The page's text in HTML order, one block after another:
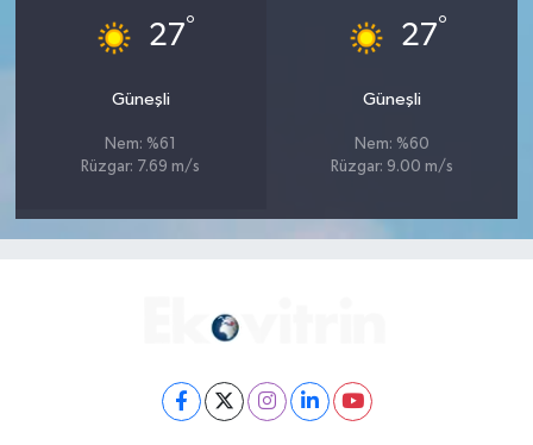
27°
Güneşli
Nem: %61
Rüzgar: 7.69 m/s
27°
Güneşli
Nem: %60
Rüzgar: 9.00 m/s